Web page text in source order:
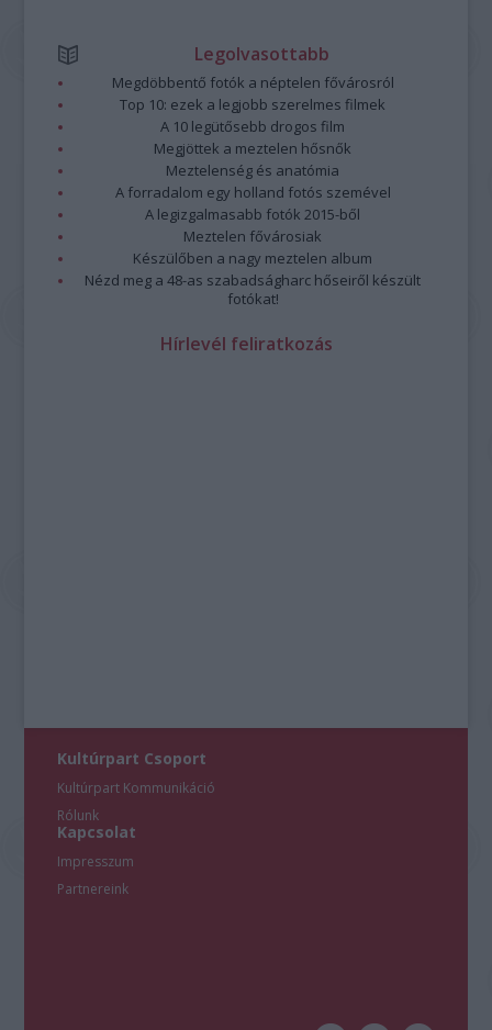
Legolvasottabb
Megdöbbentő fotók a néptelen fővárosról
Top 10: ezek a legjobb szerelmes filmek
A 10 legütősebb drogos film
Megjöttek a meztelen hősnők
Meztelenség és anatómia
A forradalom egy holland fotós szemével
A legizgalmasabb fotók 2015-ből
Meztelen fővárosiak
Készülőben a nagy meztelen album
Nézd meg a 48-as szabadságharc hőseiről készült
fotókat!
Hírlevél feliratkozás
Kultúrpart Csoport
Kultúrpart Kommunikáció
Rólunk
Kapcsolat
Impresszum
Partnereink